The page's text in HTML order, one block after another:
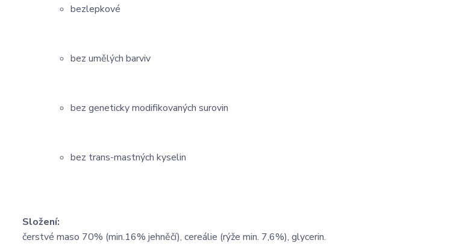
bezlepkové
bez umělých barviv
bez geneticky modifikovaných surovin
bez trans-mastných kyselin
Složení:
čerstvé maso 70% (min.16% jehněčí), cereálie (rýže min. 7,6%), glycerin.